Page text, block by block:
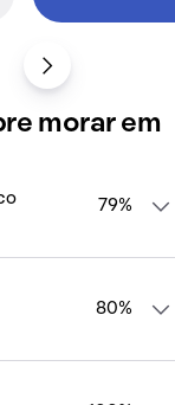
morar em
79%
80%